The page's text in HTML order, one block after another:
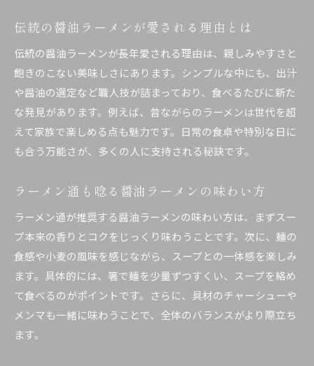
伝統の醤油ラーメンが愛される理由とは
伝統の醤油ラーメンが長年愛される理由は、親しみやすさと
飽きのこない美味しさにあります。シンプルな中にも、出汁
や醤油の選定など職人技が詰まっており、食べるたびに新た
な発見があります。例えば、昔ながらのラーメンは世代を超
えて家族で楽しめる点も魅力です。日常の食卓や特別な日に
も合う万能さが、多くの人に支持される秘訣です。
ラーメン通も唸る醤油ラーメンの味わい方
ラーメン通が推奨する醤油ラーメンの味わい方は、まずスー
プ本来の香りとコクをじっくり味わうことです。次に、麺の
食感や小麦の風味を感じながら、スープとの一体感を楽しみ
ます。具体的には、箸で麺を少量ずつすくい、スープを絡め
て食べるのがポイントです。さらに、具材のチャーシューや
メンマも一緒に味わうことで、全体のバランスがより際立ち
ます。